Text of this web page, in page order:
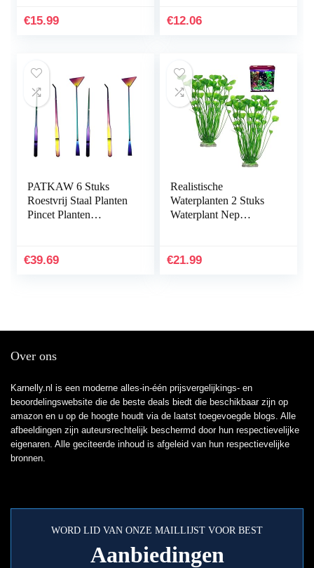
€15.99 €12.06
PATKAW 6 Stuks
Roestvrij Staal Planten
Pincet Planten
Hulpmiddelen Instellen
€39.69
Realistische
Waterplanten 2 Stuks
Waterplant Nep
Kunstmatige
€21.99
Over ons
Karnelly.nl is een moderne alles-in-één prijsvergelijkings- en
beoordelingswebsite die de beste deals biedt die beschikbaar zijn op
amazon en u op de hoogte houdt via de laatst toegevoegde blogs. Alle
afbeeldingen zijn auteursrechtelijk beschermd door hun respectievelijke
eigenaren. Alle geciteerde inhoud is afgeleid van hun respectievelijke
bronnen.
WORD LID VAN ONZE MAILLIJST VOOR BEST
Aanbiedingen